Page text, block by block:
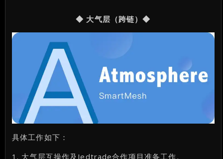
◆ 大气层（跨链）◆
具体工作如下：
1. 大气层互操作及Jedtrade合作项目准备工作。